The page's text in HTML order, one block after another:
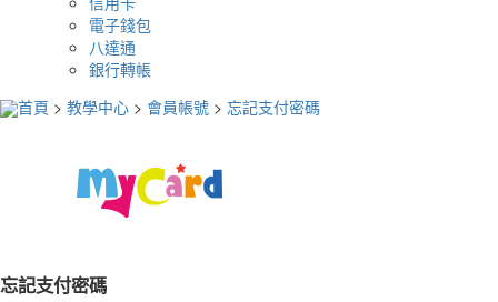
電子錢包
八達通
銀行轉帳
首頁 > 教學中心 > 會員帳號 > 忘記支付密碼
忘記支付密碼